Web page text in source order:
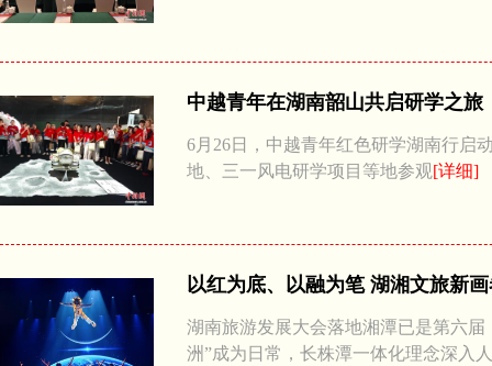
中越青年在湖南韶山共启研学之旅
6月26日，中越青年红色研学湖南行启
地、三一风电研学项目等地参观[详细]
以红为底、以融为笔 湖湘文旅新
湖南旅游发展大会落地湘潭已是第六
洲”成为日常，长株潭一体化理念深入